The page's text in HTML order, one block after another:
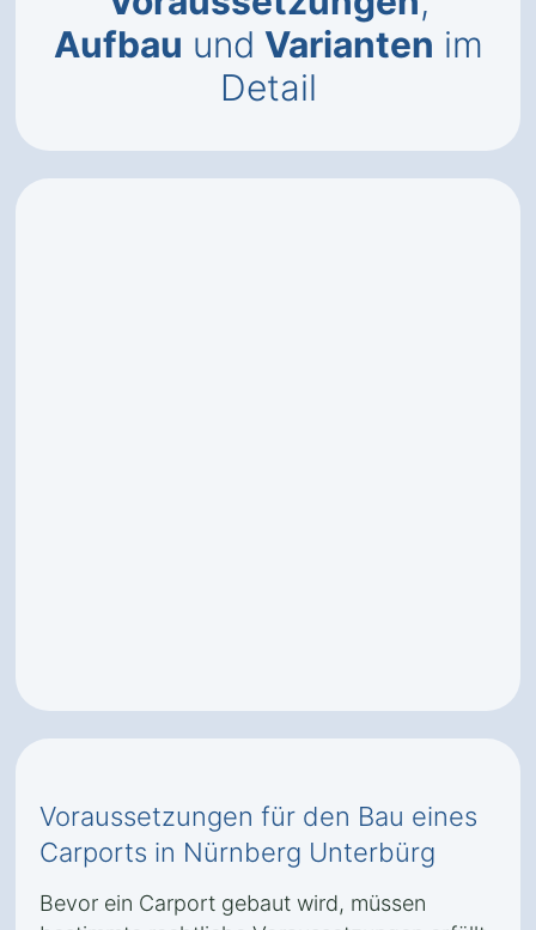
Aufbau und Varianten im
Detail
Voraussetzungen für den Bau eines
Carports in Nürnberg Unterbürg
Bevor ein Carport gebaut wird, müssen